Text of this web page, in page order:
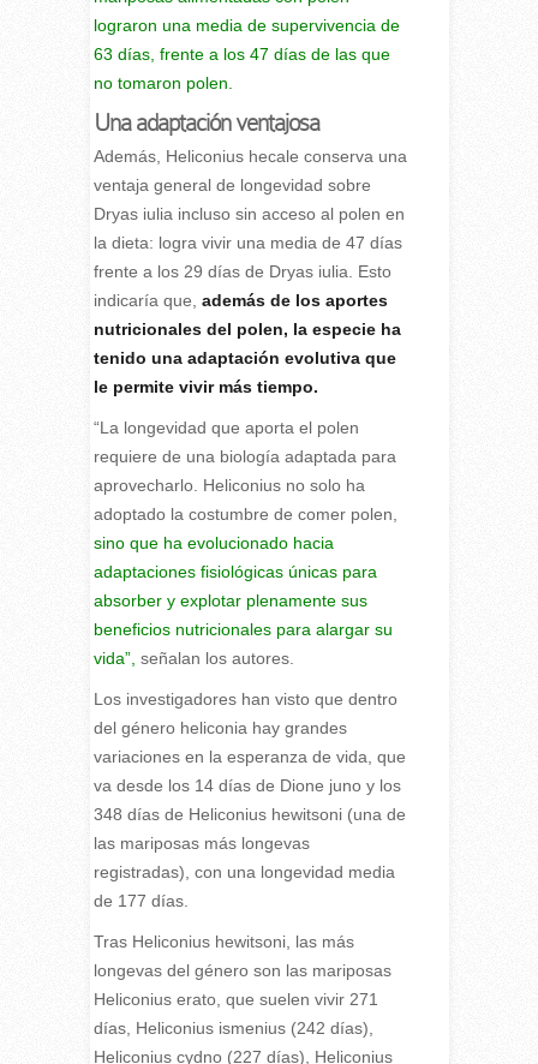
lograron una media de supervivencia de
63 días, frente a los 47 días de las que
no tomaron polen.
Una adaptación ventajosa
Además, Heliconius hecale conserva una
ventaja general de longevidad sobre
Dryas iulia incluso sin acceso al polen en
la dieta: logra vivir una media de 47 días
frente a los 29 días de Dryas iulia. Esto
indicaría que, además de los aportes
nutricionales del polen, la especie ha
tenido una adaptación evolutiva que
le permite vivir más tiempo.
“La longevidad que aporta el polen
requiere de una biología adaptada para
aprovecharlo. Heliconius no solo ha
adoptado la costumbre de comer polen,
sino que ha evolucionado hacia
adaptaciones fisiológicas únicas para
absorber y explotar plenamente sus
beneficios nutricionales para alargar su
vida”, señalan los autores.
Los investigadores han visto que dentro
del género heliconia hay grandes
variaciones en la esperanza de vida, que
va desde los 14 días de Dione juno y los
348 días de Heliconius hewitsoni (una de
las mariposas más longevas
registradas), con una longevidad media
de 177 días.
Tras Heliconius hewitsoni, las más
longevas del género son las mariposas
Heliconius erato, que suelen vivir 271
días, Heliconius ismenius (242 días),
Heliconius cydno (227 días), Heliconius